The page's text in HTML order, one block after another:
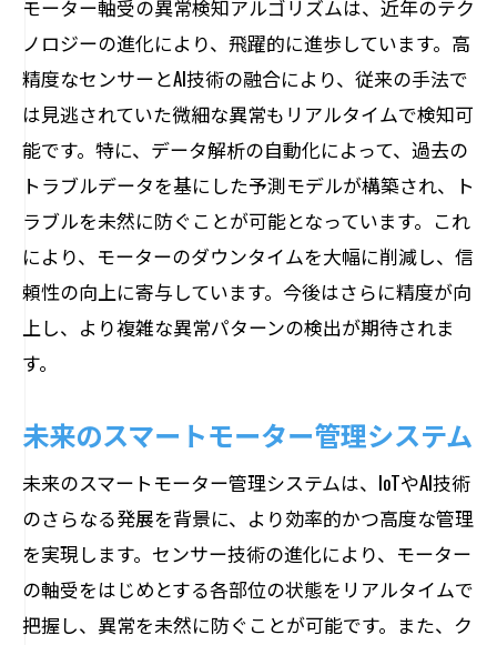
モーター軸受の異常検知アルゴリズムは、近年のテク
ノロジーの進化により、飛躍的に進歩しています。高
精度なセンサーとAI技術の融合により、従来の手法で
は見逃されていた微細な異常もリアルタイムで検知可
能です。特に、データ解析の自動化によって、過去の
トラブルデータを基にした予測モデルが構築され、ト
ラブルを未然に防ぐことが可能となっています。これ
により、モーターのダウンタイムを大幅に削減し、信
頼性の向上に寄与しています。今後はさらに精度が向
上し、より複雑な異常パターンの検出が期待されま
す。
未来のスマートモーター管理システム
未来のスマートモーター管理システムは、IoTやAI技術
のさらなる発展を背景に、より効率的かつ高度な管理
を実現します。センサー技術の進化により、モーター
の軸受をはじめとする各部位の状態をリアルタイムで
把握し、異常を未然に防ぐことが可能です。また、ク